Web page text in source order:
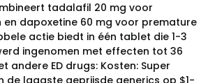
tadalafil 20 mg voor
en dapoxetine 60 mg voor premature
actie biedt in één tablet die 1-3
ingenomen met effecten tot 36
andere ED drugs: Kosten: Super
de laagste geprijsde generics op $1-